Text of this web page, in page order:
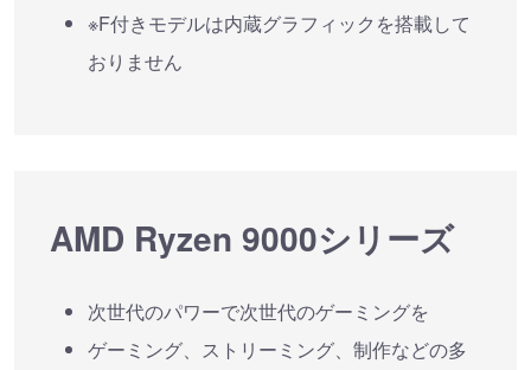
※F付きモデルは内蔵グラフィックを搭載して
おりません
AMD Ryzen 9000シリーズ
次世代のパワーで次世代のゲーミングを
ゲーミング、ストリーミング、制作などの多